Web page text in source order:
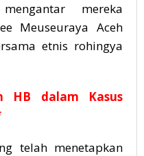
mereka
Meuseuraya Aceh
etnis rohingya
HB dalam Kasus
telah menetapkan